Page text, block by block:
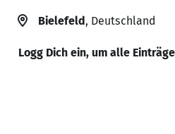
Bielefeld, Deutschland
Logg Dich ein, um alle